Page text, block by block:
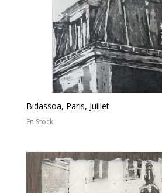
Bidassoa, Paris, Juillet
En Stock